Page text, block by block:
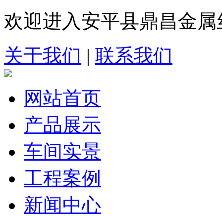
欢迎进入安平县鼎昌金
关于我们 | 联系我们
网站首页
产品展示
车间实景
工程案例
新闻中心